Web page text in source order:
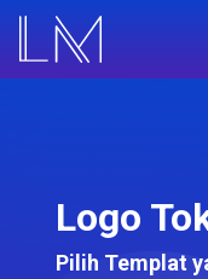
Logo
Pilih Templat